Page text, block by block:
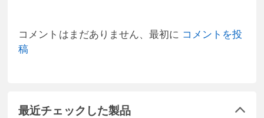
コメントはまだありません、最初に コメントを投
稿
最近チェックした製品